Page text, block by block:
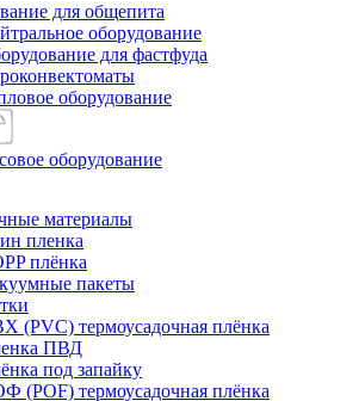
для общепита
оборудование
для фастфуда
оборудование
оборудование
материалы
пленка
плёнка
пакеты
(PVC) термоусадочная плёнка
ПВД
под запайку
(POF) термоусадочная плёнка